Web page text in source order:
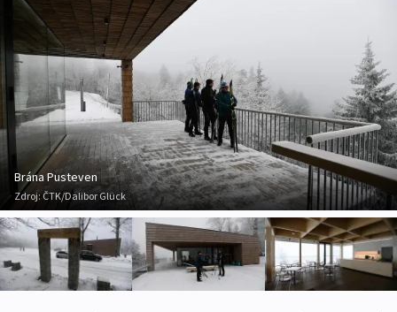
Brána Pusteven
Zdroj:ČTK/Dalibor Glück